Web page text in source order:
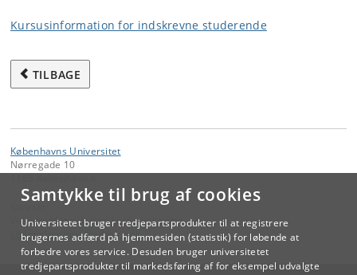
Samtykke til brug af cookies
Universitetet bruger tredjepartsprodukter til at registrere
brugernes adfærd på hjemmesiden (statistik) for løbende at
forbedre vores service. Desuden bruger universitetet
tredjepartsprodukter til markedsføring af for eksempel udvalgte
Kursusinformation for indskrevne studerende
TILBAGE
Københavns Universitet
Nørregade 10
Videreuddannelse og Livslang Læring
lifelonglearning@adm.ku.dk